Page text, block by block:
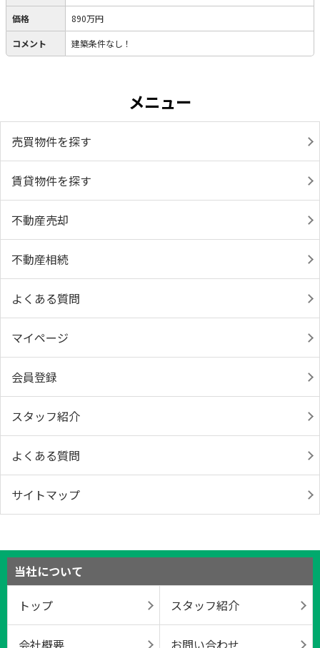
価格 890万円
コメント 建築条件なし！
メニュー
売買物件を探す
賃貸物件を探す
不動産売却
不動産相続
よくある質問
マイページ
会員登録
スタッフ紹介
よくある質問
サイトマップ
当社について
トップ
スタッフ紹介
会社概要 お問い合わせ